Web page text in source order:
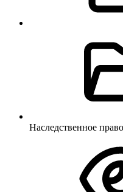
Наследственное право